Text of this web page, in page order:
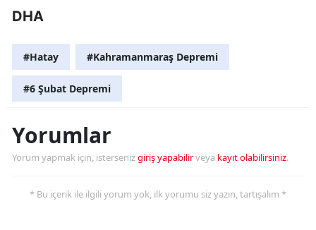
DHA
#Hatay #Kahramanmaraş Depremi
#6 Şubat Depremi
Yorumlar
Yorum yapmak için, istersenizgiriş yapabilirveya kayıt olabilirsiniz.
* Bu içerik ile ilgili yorum yok, ilk yorumu siz yazın, tartışalım *